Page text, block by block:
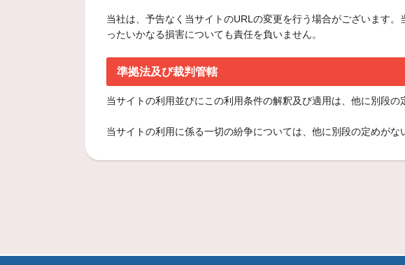
当社は、予告なく当サイトのURLの変更を行う場合がございます
ったいかなる損害についても責任を負いません。
準拠法及び裁判管轄
当サイトの利用並びにこの利用条件の解釈及び適用は、他に別段
当サイトの利用に係る一切の紛争については、他に別段の定めがな